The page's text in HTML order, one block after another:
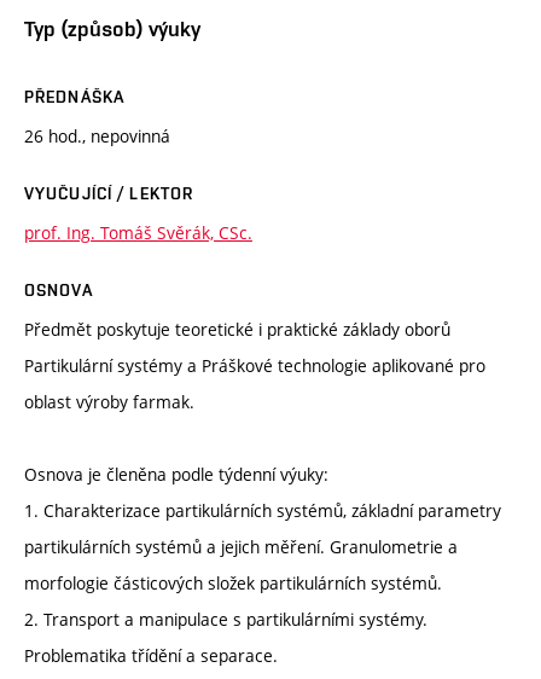
Typ (způsob) výuky
PŘEDNÁŠKA
26 hod., nepovinná
VYUČUJÍCÍ / LEKTOR
prof. Ing. Tomáš Svěrák, CSc.
OSNOVA
Předmět poskytuje teoretické i praktické základy oborů
Partikulární systémy a Práškové technologie aplikované pro
oblast výroby farmak.
Osnova je členěna podle týdenní výuky:
1. Charakterizace partikulárních systémů, základní parametry
partikulárních systémů a jejich měření. Granulometrie a
morfologie částicových složek partikulárních systémů.
2. Transport a manipulace s partikulárními systémy.
Problematika třídění a separace.